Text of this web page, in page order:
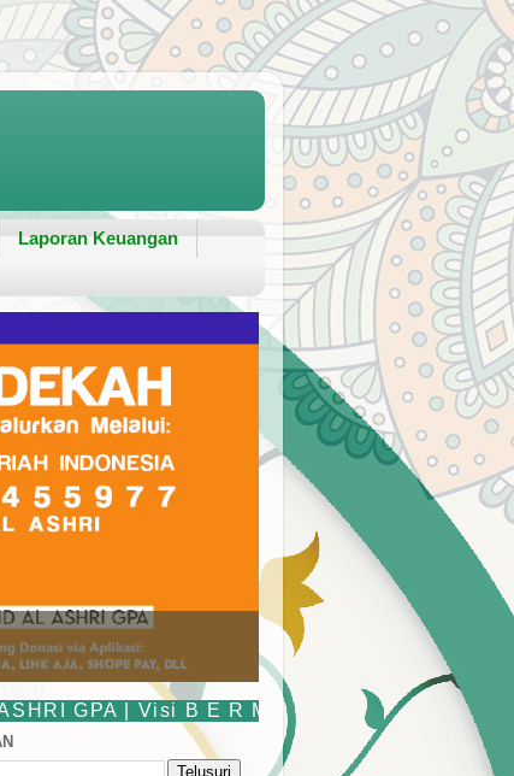
Laporan Keuangan
| Visi B E R M U R A H : Bersama Kita